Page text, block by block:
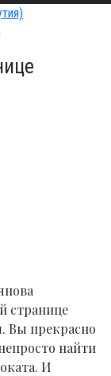
странице
Вы прекрасно
найти
И